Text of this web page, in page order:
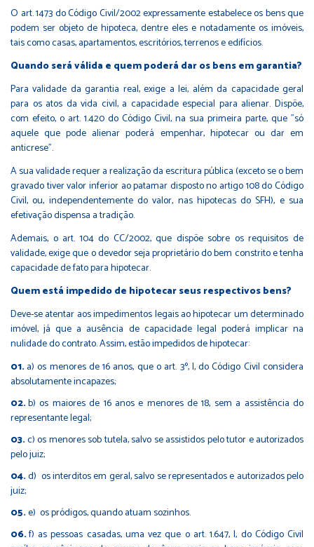
O art. 1473 do Código Civil/2002 expressamente estabelece os bens que
podem ser objeto de hipoteca, dentre eles e notadamente os imóveis,
tais como casas, apartamentos, escritórios, terrenos e edifícios.
Quando será válida e quem poderá dar os bens em garantia?
Para validade da garantia real, exige a lei, além da capacidade geral
para os atos da vida civil, a capacidade especial para alienar. Dispõe,
com efeito, o art. 1.420 do Código Civil, na sua primeira parte, que "só
aquele que pode alienar poderá empenhar, hipotecar ou dar em
anticrese".
A sua validade requer a realização da escritura pública (exceto se o bem
gravado tiver valor inferior ao patamar disposto no artigo 108 do Código
Civil, ou, independentemente do valor, nas hipotecas do SFH), e sua
efetivação dispensa a tradição.
Ademais, o art. 104 do CC/2002, que dispõe sobre os requisitos de
validade, exige que o devedor seja proprietário do bem constrito e tenha
capacidade de fato para hipotecar.
Quem está impedido de hipotecar seus respectivos bens?
Deve-se atentar aos impedimentos legais ao hipotecar um determinado
imóvel, já que a ausência de capacidade legal poderá implicar na
nulidade do contrato. Assim, estão impedidos de hipotecar:
a) os menores de 16 anos, que o art. 3º, I, do Código Civil considera
absolutamente incapazes;
b) os maiores de 16 anos e menores de 18, sem a assistência do
representante legal;
c) os menores sob tutela, salvo se assistidos pelo tutor e autorizados
pelo juiz;
d) os interditos em geral, salvo se representados e autorizados pelo
juiz;
e) os pródigos, quando atuam sozinhos.
f) as pessoas casadas, uma vez que o art. 1.647, I, do Código Civil